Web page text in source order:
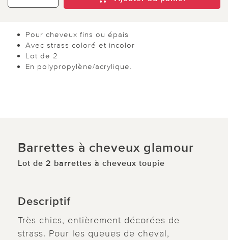
Pour cheveux fins ou épais
Avec strass coloré et incolor
Lot de 2
En polypropylène/acrylique.
Barrettes à cheveux glamour
Lot de 2 barrettes à cheveux toupie
Descriptif
Très chics, entièrement décorées de
strass. Pour les queues de cheval,